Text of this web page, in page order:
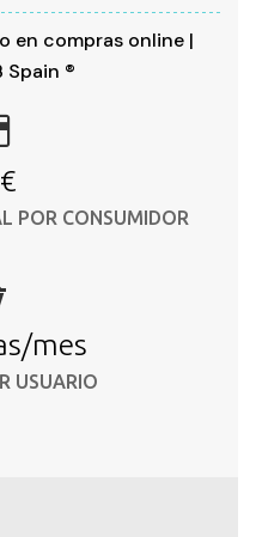
en compras online |
Spain ®
€
POR CONSUMIDOR
mes
USUARIO